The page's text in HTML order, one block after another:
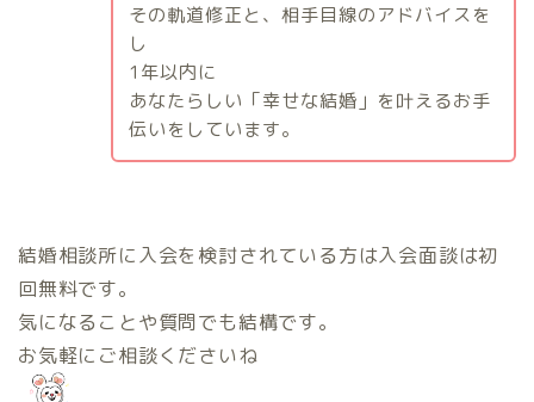
その軌道修正と、相手目線のアドバイスを
し
1 年以内に
あなたらしい「幸せな結婚」を叶えるお手
伝いをしています。
結婚相談所に入会を検討されている方は入会面談は初
回無料です。
気になることや質問でも結構です。
お気軽にご相談くださいね